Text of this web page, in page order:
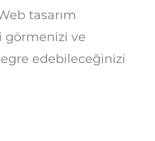
tasarım
görmenizi ve
edebileceğinizi